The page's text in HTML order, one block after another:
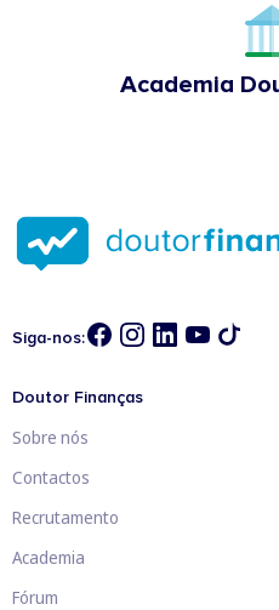
Academia
Siga-nos:
Doutor Finanças
Sobre nós
Contactos
Recrutamento
Academia
Fórum